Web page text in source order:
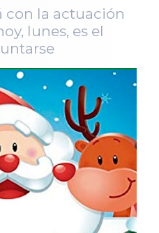
con la actuación
lunes, es el